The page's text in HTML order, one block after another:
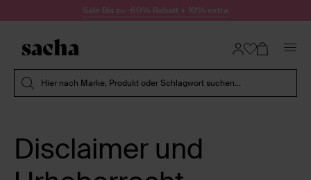
Zum Inhalt springenSale Bis zu -60% Rabatt + 10% extra
Hier nach Marke, Produkt oder Schlagwort suchen...
Disclaimer und